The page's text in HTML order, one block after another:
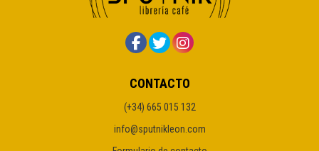
CONTACTO
(+34) 665 015 132
info@sputnikleon.com